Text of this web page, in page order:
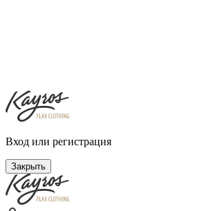
Вход или регистрация
Закрыть